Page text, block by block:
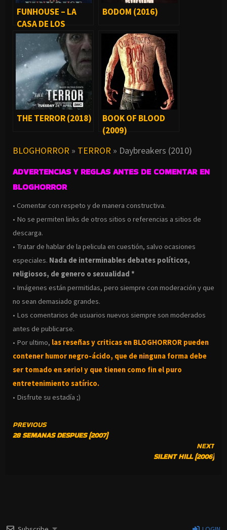
FUNHOUSE – LA
CASA DE LOS
HORRORES (1981)
BODOM (2016)
THE TERROR (2018)
BOOK OF BLOOD
(2009)
BLOGHORROR » TERROR » Daybreakers (2010)
ADVERTENCIAS Y REGLAS ANTES DE COMENTAR EN
BLOGHORROR
• Comentar con respeto y de manera constructiva.
• No se permiten links de otros sitios o referencias a sitios de
descarga.
• Tratar de hablar de la pelicula en cuestión, salvo ocasiones
especiales. Nada de interminables debates políticos,
religiosos, de genero o sexualidad *
• Imágenes están permitidas, pero siempre con moderación y que
no sean demasiado grandes.
• Los comentarios de usuarios nuevos siempre son moderados
antes de publicarse.
• Por ultimo, las reseñas y criticas en BLOGHORROR pueden
contener humor negro-ácido, que de ninguna forma debe
ser tomado en serio! y que tienen como fin el puro
entretenimiento satírico.
• Disfrute su estadía ;)
CONTINUE
READING
PREVIOUS
28 SEMANAS DESPUES (2007)
NEXT
SILENT HILL (2006)